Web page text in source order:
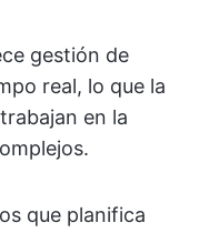
gestión de
real, lo que la
en la
que planifica